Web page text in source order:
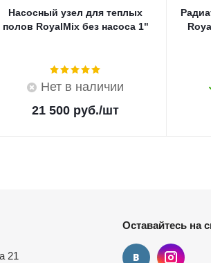
Насосный узел для теплых
полов RoyalMix без насоса 1"
Нет в наличии
21 500 руб./шт
21
Оставайтесь на